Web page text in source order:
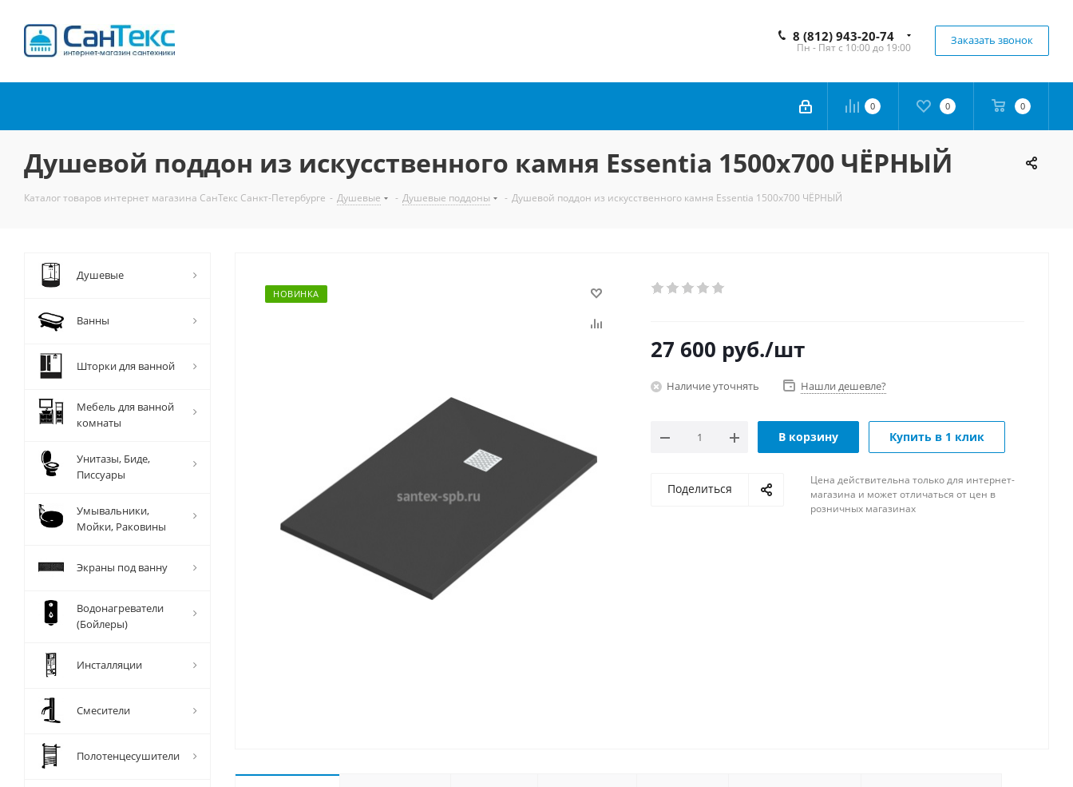
8 (812) 943-20-74
Пн - Пят с 10:00 до 19:00
Заказать звонок
0 0 0
Душевой поддон из искусственного камня Essentia 1500х700 ЧЁРНЫЙ
Каталог товаров интернет магазина СанТекс Санкт-Петербурге - Душевые - Душевые поддоны - Душевой поддон из искусственного камня Essentia 1500х700 ЧЁРНЫЙ
НОВИНКА
27 600 руб./шт
Наличие уточнять Нашли дешевле?
В корзину Купить в 1 клик
Поделиться
Цена действительна только для интернет-
магазина и может отличаться от цен в
розничных магазинах
Душевые
Ванны
Шторки для ванной
Мебель для ванной
комнаты
Унитазы, Биде,
Писсуары
Умывальники,
Мойки, Раковины
Экраны под ванну
Водонагреватели
(Бойлеры)
Инсталляции
Смесители
Полотенцесушители